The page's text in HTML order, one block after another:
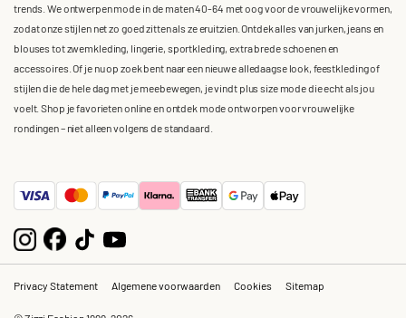
trends. We ontwerpen mode in de maten 40-64 met oog voor de vrouwelijke vormen,
zodat onze stijlen net zo goed zitten als ze eruitzien. Ontdek alles van jurken, jeans en
blouses tot zwemkleding, lingerie, sportkleding, extra brede schoenen en
accessoires. Of je nu op zoek bent naar een nieuwe alledaagse look, feestkleding of
stijlen die de hele dag met je meebewegen, je vindt plus size mode die echt als jou
voelt. Shop je favorieten online en ontdek mode ontworpen voor vrouwelijke
rondingen – niet alleen volgens de standaard.
Privacy Statement Algemene voorwaarden Cookies Sitemap